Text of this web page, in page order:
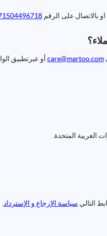
بالاتصال على الرقم
care@martoo.com أو عبرتطبيق
العربية المتحدة.
التالي سياسة الإرجاع و الإسترداد